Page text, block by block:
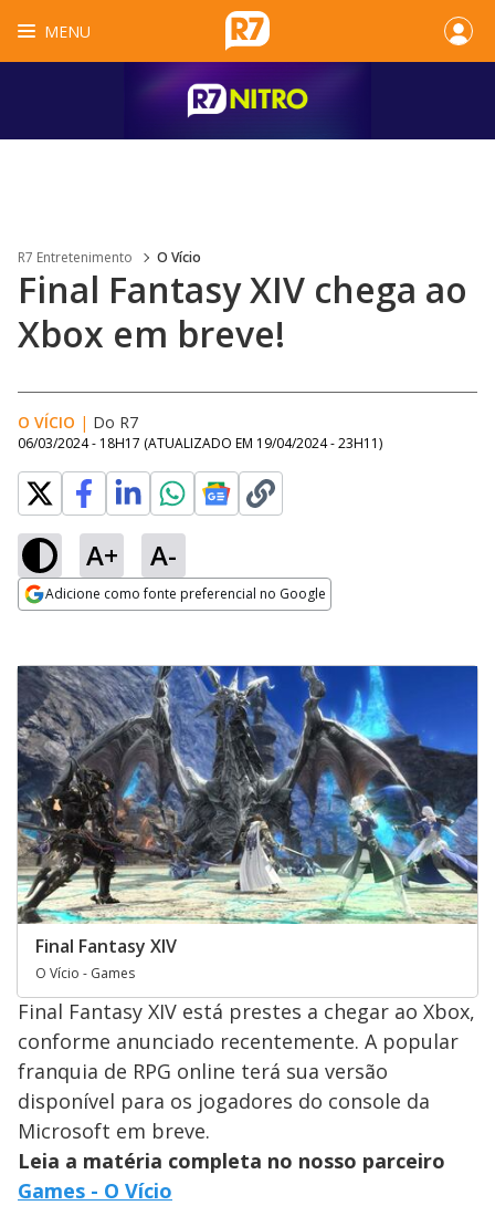
MENU
R7 Entretenimento O Vício
Final Fantasy XIV chega ao
Xbox em breve!
O VÍCIO | Do R7
06/03/2024 - 18H17 (ATUALIZADO EM 19/04/2024 - 23H11)
A+ A-
Adicione como fonte preferencial no Google
Final Fantasy XIV
O Vício - Games
Final Fantasy XIV está prestes a chegar ao Xbox,
conforme anunciado recentemente. A popular
franquia de RPG online terá sua versão
disponível para os jogadores do console da
Microsoft em breve.
Leia a matéria completa no nosso parceiro
Games - O Vício